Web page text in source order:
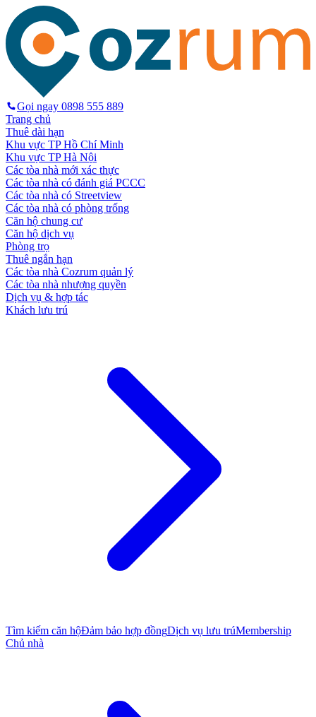
Gọi ngay 0898 555 889
Trang chủ
Thuê dài hạn
Khu vực TP Hồ Chí Minh
Khu vực TP Hà Nội
Các tòa nhà mới xác thực
Các tòa nhà có đánh giá PCCC
Các tòa nhà có Streetview
Các tòa nhà có phòng trống
Căn hộ chung cư
Căn hộ dịch vụ
Phòng trọ
Thuê ngắn hạn
Các tòa nhà Cozrum quản lý
Các tòa nhà nhượng quyền
Dịch vụ & hợp tác
Khách lưu trú
Tìm kiếm căn hộĐảm bảo hợp đồngDịch vụ lưu trúMembership
Chủ nhà